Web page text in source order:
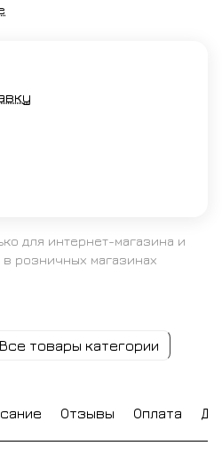
для интернет-магазина и
розничных магазинах
Все товары категории
Отзывы Оплата